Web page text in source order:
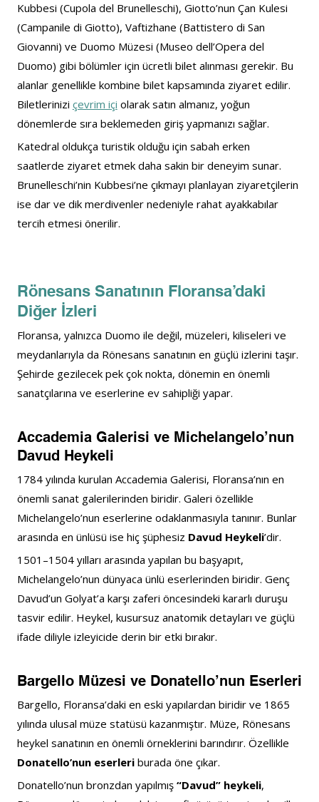
Kubbesi (Cupola del Brunelleschi), Giotto’nun Çan Kulesi
(Campanile di Giotto), Vaftizhane (Battistero di San
Giovanni) ve Duomo Müzesi (Museo dell’Opera del
Duomo) gibi bölümler için ücretli bilet alınması gerekir. Bu
alanlar genellikle kombine bilet kapsamında ziyaret edilir.
Biletlerinizi çevrim içi olarak satın almanız, yoğun
dönemlerde sıra beklemeden giriş yapmanızı sağlar.
Katedral oldukça turistik olduğu için sabah erken
saatlerde ziyaret etmek daha sakin bir deneyim sunar.
Brunelleschi’nin Kubbesi’ne çıkmayı planlayan ziyaretçilerin
ise dar ve dik merdivenler nedeniyle rahat ayakkabılar
tercih etmesi önerilir.
Rönesans Sanatının Floransa’daki
Diğer İzleri
Floransa, yalnızca Duomo ile değil, müzeleri, kiliseleri ve
meydanlarıyla da Rönesans sanatının en güçlü izlerini taşır.
Şehirde gezilecek pek çok nokta, dönemin en önemli
sanatçılarına ve eserlerine ev sahipliği yapar.
Accademia Galerisi ve Michelangelo’nun
Davud Heykeli
1784 yılında kurulan Accademia Galerisi, Floransa’nın en
önemli sanat galerilerinden biridir. Galeri özellikle
Michelangelo’nun eserlerine odaklanmasıyla tanınır. Bunlar
arasında en ünlüsü ise hiç şüphesiz Davud Heykeli’dir.
1501–1504 yılları arasında yapılan bu başyapıt,
Michelangelo’nun dünyaca ünlü eserlerinden biridir. Genç
Davud’un Golyat’a karşı zaferi öncesindeki kararlı duruşu
tasvir edilir. Heykel, kusursuz anatomik detayları ve güçlü
ifade diliyle izleyicide derin bir etki bırakır.
Bargello Müzesi ve Donatello’nun Eserleri
Bargello, Floransa’daki en eski yapılardan biridir ve 1865
yılında ulusal müze statüsü kazanmıştır. Müze, Rönesans
heykel sanatının en önemli örneklerini barındırır. Özellikle
Donatello’nun eserleri burada öne çıkar.
Donatello’nun bronzdan yapılmış “Davud” heykeli,